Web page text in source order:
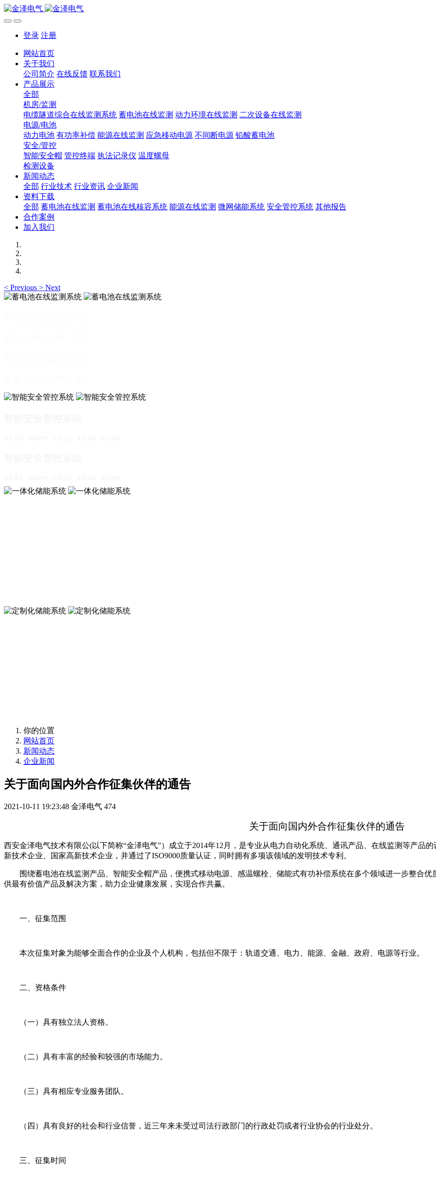
登录 注册
网站首页
关于我们
公司简介 在线反馈 联系我们
产品展示
全部
机房/监测
电缆隧道综合在线监测系统 蓄电池在线监测 动力环境在线监测 二次设备在线监测
电源/电池
动力电池 有功率补偿 能源在线监测 应急移动电源 不间断电源 铅酸蓄电池
安全/管控
智能安全帽 管控终端 执法记录仪 温度螺母
检测设备
新闻动态
全部 行业技术 行业资讯 企业新闻
资料下载
全部 蓄电池在线监测 蓄电池在线核容系统 能源在线监测 微网储能系统 安全管控系统 其他报告
合作案例
加入我们
< Previous > Next
你的位置
网站首页
新闻动态
企业新闻
关于面向国内外合作征集伙伴的通告
2021-10-11 19:23:48 金泽电气 474
关于面向国内外合作征集伙伴的通告
西安金泽电气技术有限公(以下简称“金泽电气”）成立于2014年12月，是专业从电力自动化系统、通讯产品、在线监测等产品
新技术企业、国家高新技术企业，并通过了ISO9000质量认证，同时拥有多项该领域的发明技术专利。
围绕蓄电池在线监测产品、智能安全帽产品，便携式移动电源、感温螺栓、储能式有功补偿系统在多个领域进一步整合优
供最有价值产品及解决方案，助力企业健康发展，实现合作共赢。
一、征集范围
本次征集对象为能够全面合作的企业及个人机构，包括但不限于：轨道交通、电力、能源、金融、政府、电源等行业。
二、资格条件
（一）具有独立法人资格。
（二）具有丰富的经验和较强的市场能力。
（三）具有相应专业服务团队。
（四）具有良好的社会和行业信誉，近三年来未受过司法行政部门的行政处罚或者行业协会的行业处分。
三、征集时间